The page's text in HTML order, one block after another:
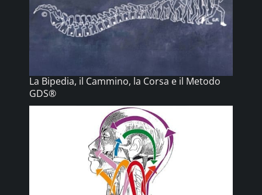
La Bipedia, il Cammino, la Corsa e il Metodo
GDS®